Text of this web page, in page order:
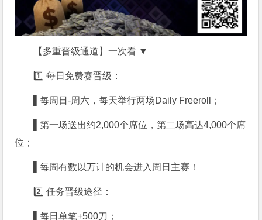
【多重晋级通道】一次看 ▼
1️⃣ 每日免费赛晋级：
▌每周日-周六，每天举行两场Daily Freeroll；
▌第一场送出约2,000个席位，第二场高达4,000个席
位 ；
▌每周有数以万计的机会进入周日主赛！
2️⃣ 任务晋级途径：
▌每日单笔+500刀 ；